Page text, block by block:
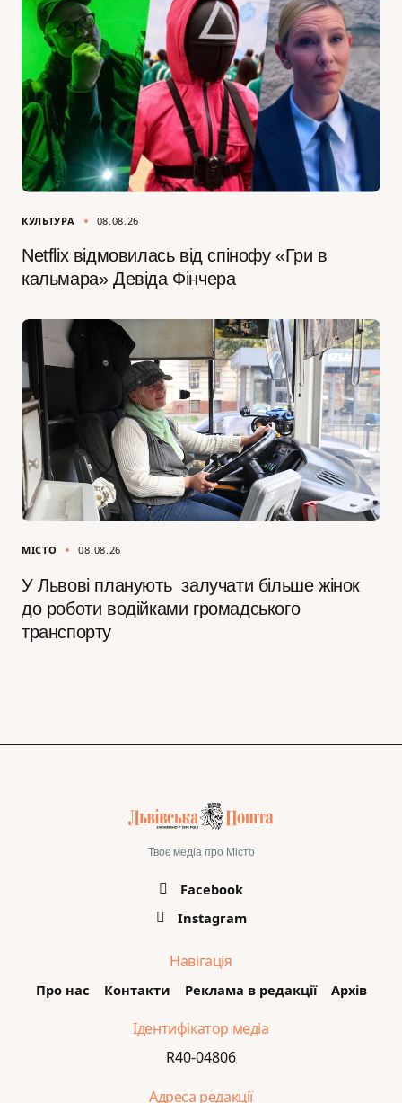
КУЛЬТУРА 08.08.26
Netflix відмовилась від спінофу «Гри в
кальмара» Девіда Фінчера
МІСТО 08.08.26
У Львові планують залучати більше жінок
до роботи водійками громадського
транспорту
Твоє медіа про Місто
Facebook
Instagram
Навігація
Про нас Контакти Реклама в редакції Архів
Ідентифікатор медіа
R40-04806
Адреса редакції